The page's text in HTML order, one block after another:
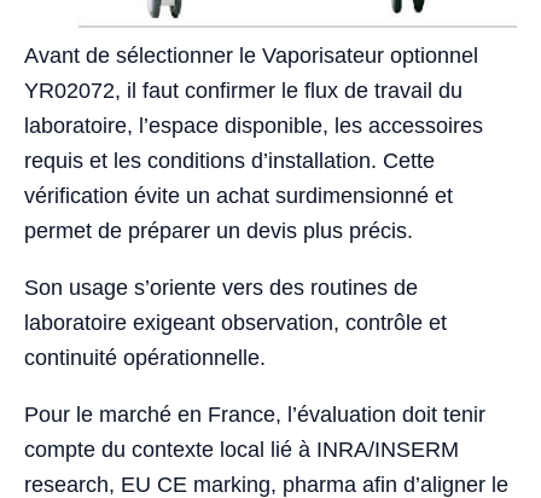
Avant de sélectionner le Vaporisateur optionnel
YR02072, il faut confirmer le flux de travail du
laboratoire, l’espace disponible, les accessoires
requis et les conditions d’installation. Cette
vérification évite un achat surdimensionné et
permet de préparer un devis plus précis.
Son usage s’oriente vers des routines de
laboratoire exigeant observation, contrôle et
continuité opérationnelle.
Pour le marché en France, l’évaluation doit tenir
compte du contexte local lié à INRA/INSERM
research, EU CE marking, pharma afin d’aligner le